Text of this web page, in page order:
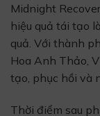
Midnight
hiệu quả tái tạo
quả. Với thành
Hoa Anh Thảo,
tạo, phục hồi và
Thời điểm sau